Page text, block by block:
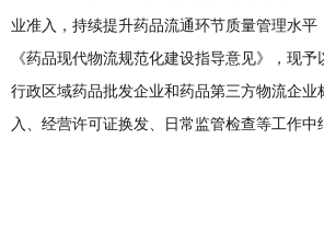
业准入，持续提升药品流通环节质量管理水平
《药品现代物流规范化建设指导意见》，现
行政区域药品批发企业和药品第三方物流企业
入、经营许可证换发、日常监管检查等工作中